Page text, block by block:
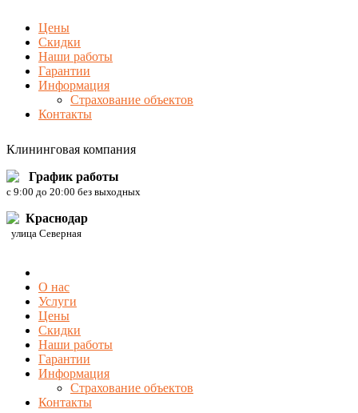
Цены
Скидки
Наши работы
Гарантии
Информация
Страхование объектов
Контакты
Клининговая компания
График работы
c 9:00 до 20:00 без выходных
Краснодар
улица Северная
О нас
Услуги
Цены
Скидки
Наши работы
Гарантии
Информация
Страхование объектов
Контакты